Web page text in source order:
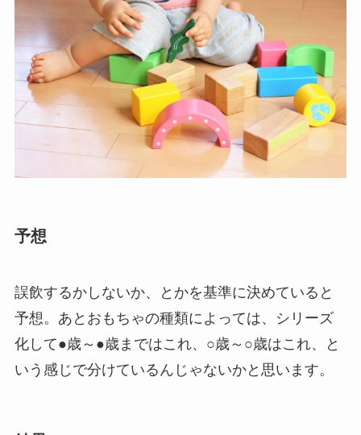
予想
誤飲するかしないか、とかを基準に決めていると
予想。あとおもちゃの種類によっては、シリーズ
化して●歳～●歳まではこれ、○歳～○歳はこれ、と
いう感じで分けているんじゃないかと思います。